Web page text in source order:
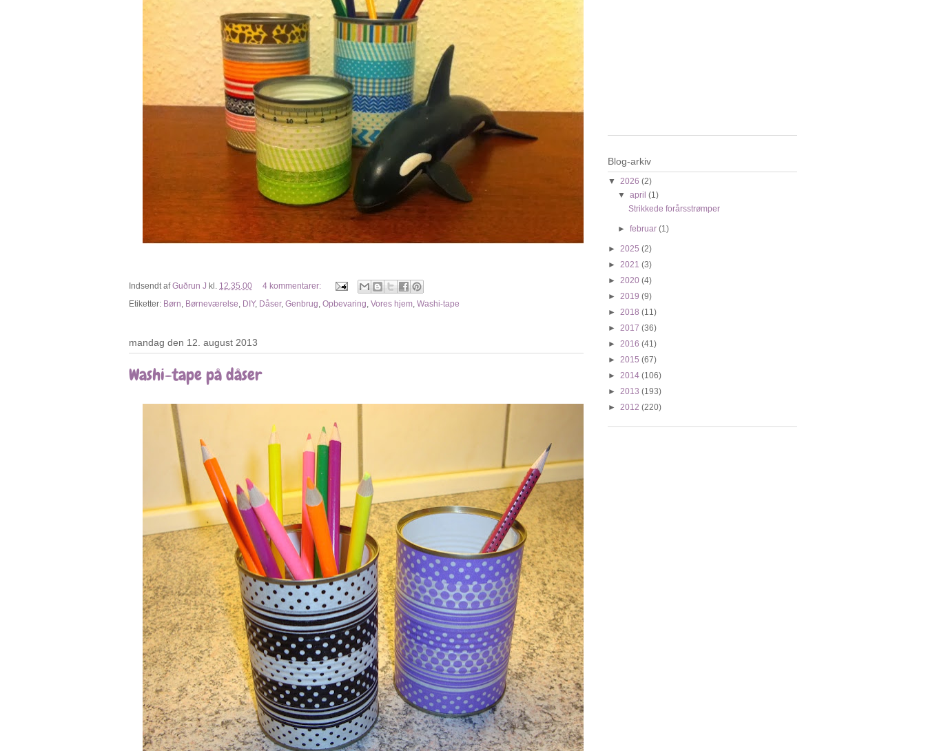
Indsendt afGuðrun J kl. 12.35.00
4 kommentarer:
Etiketter: Børn, Børneværelse, DIY, Dåser, Genbrug, Opbevaring, Vores hjem, Washi-tape
mandag den 12. august 2013
Washi-tape på dåser
Blog-arkiv
▼ 2026 (2)
▼april(1)
Strikkede forårsstrømper
►februar(1)
► 2025 (2)
► 2021 (3)
► 2020 (4)
► 2019 (9)
► 2018 (11)
► 2017 (36)
► 2016 (41)
► 2015 (67)
► 2014 (106)
► 2013 (193)
► 2012 (220)